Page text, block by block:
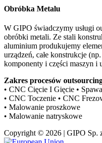
Obróbka Metalu
W GIPO świadczymy usługi
obróbki metali. Ze stali
aluminium produkujemy
urządzeń, całe konstrukcje
komponenty i części maszyn i
Zakres procesów
• CNC Cięcie I Gięcie •
• CNC Toczenie • CNC
• Malowanie proszkowe
• Malowanie natryskowe
Copyright © 2026 | GIPO Sp.